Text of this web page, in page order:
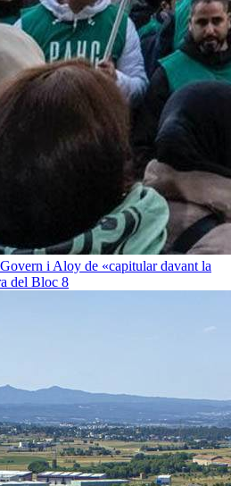
i Aloy de «capitular davant la
del Bloc 8